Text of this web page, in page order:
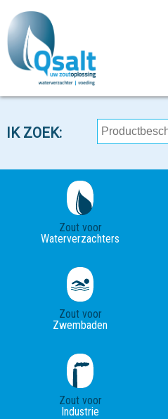
IK ZOEK:
Zout voor
Waterverzachters
Zout voor
Zwembaden
Zout voor
Industrie